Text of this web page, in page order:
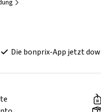
Die bonprix-App jetzt